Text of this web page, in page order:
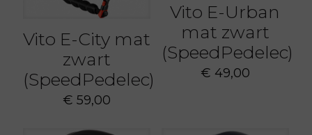
Vito E-City mat
zwart
(SpeedPedelec)
€ 59,00
Vito E-Urban
mat zwart
(SpeedPedelec)
€ 49,00